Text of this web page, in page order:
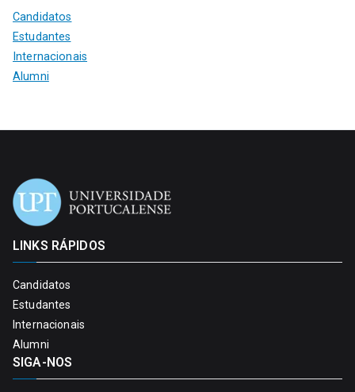
Candidatos
Estudantes
Internacionais
Alumni
LINKS RÁPIDOS
Candidatos
Estudantes
Internacionais
Alumni
SIGA-NOS